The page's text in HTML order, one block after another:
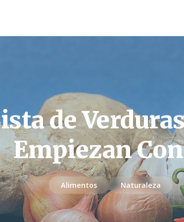
de
Empiezan
Alimentos Naturaleza